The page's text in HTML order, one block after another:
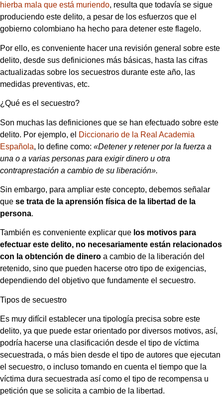
hierba mala que está muriendo, resulta que todavía se sigue
produciendo este delito, a pesar de los esfuerzos que el
gobierno colombiano ha hecho para detener este flagelo.
Por ello, es conveniente hacer una revisión general sobre este
delito, desde sus definiciones más básicas, hasta las cifras
actualizadas sobre los secuestros durante este año, las
medidas preventivas, etc.
¿Qué es el secuestro?
Son muchas las definiciones que se han efectuado sobre este
delito. Por ejemplo, el Diccionario de la Real Academia
Española, lo define como: «Detener y retener por la fuerza a
una o a varias personas para exigir dinero u otra
contraprestación a cambio de su liberación».
Sin embargo, para ampliar este concepto, debemos señalar
que se trata de la aprensión física de la libertad de la
persona.
También es conveniente explicar que los motivos para
efectuar este delito, no necesariamente están relacionados
con la obtención de dinero a cambio de la liberación del
retenido, sino que pueden hacerse otro tipo de exigencias,
dependiendo del objetivo que fundamente el secuestro.
Tipos de secuestro
Es muy difícil establecer una tipología precisa sobre este
delito, ya que puede estar orientado por diversos motivos, así,
podría hacerse una clasificación desde el tipo de víctima
secuestrada, o más bien desde el tipo de autores que ejecutan
el secuestro, o incluso tomando en cuenta el tiempo que la
víctima dura secuestrada así como el tipo de recompensa u
petición que se solicita a cambio de la libertad.